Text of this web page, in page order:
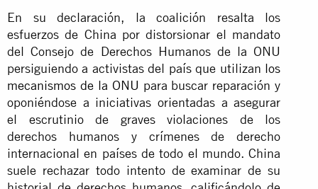
En su declaración, la coalición resalta los
esfuerzos de China por distorsionar el mandato
del Consejo de Derechos Humanos de la ONU
persiguiendo a activistas del país que utilizan los
mecanismos de la ONU para buscar reparación y
oponiéndose a iniciativas orientadas a asegurar
el escrutinio de graves violaciones de los
derechos humanos y crímenes de derecho
internacional en países de todo el mundo. China
suele rechazar todo intento de examinar de su